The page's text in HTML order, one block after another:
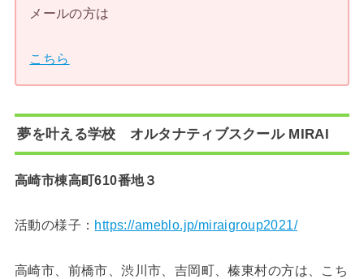
メールの方は
こちら
夢を叶える学校 オルタナティブスクール MIRAI
高崎市棟高町610番地３
活動の様子： https://ameblo.jp/miraigroup2021/
高崎市、前橋市、渋川市、吉岡町、榛東村の方は、こち